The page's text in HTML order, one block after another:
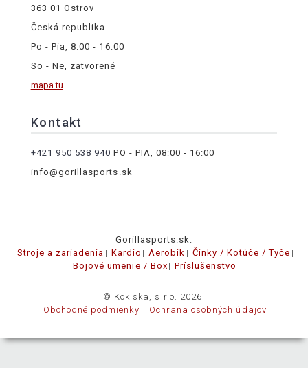
363 01 Ostrov
Česká republika
Po - Pia, 8:00 - 16:00
So - Ne, zatvorené
mapa tu
Kontakt
+421 950 538 940 PO - PIA, 08:00 - 16:00
info@gorillasports.sk
Gorillasports.sk:
Stroje a zariadenia
Kardio Aerobik
Činky / Kotúče / Tyče
Bojové umenie / Box
Príslušenstvo
© Kokiska, s.r.o. 2026.
Obchodné podmienky
Ochrana osobných údajov